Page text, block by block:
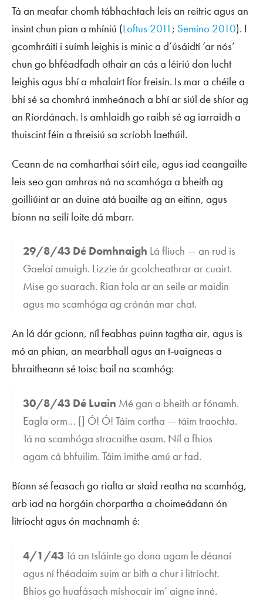
Tá an meafar chomh tábhachtach leis an reitric agus an
insint chun pian a mhíniú (Loftus 2011 ; Semino 2010). I
gcomhráití i suímh leighis is minic a d’úsáidtí ‘ar nós’
chun go bhféadfadh othair an cás a léiriú don lucht
leighis agus bhí a mhalairt fíor freisin. Is mar a chéile a
bhí sé sa chomhrá inmheánach a bhí ar siúl de shíor ag
an Ríordánach. Is amhlaidh go raibh sé ag iarraidh a
thuiscint féin a threisiú sa scríobh laethúil.
Ceann de na comharthaí sóirt eile, agus iad ceangailte
leis seo gan amhras ná na scamhóga a bheith ag
goilliúint ar an duine atá buailte ag an eitinn, agus
bíonn na seilí loite dá mbarr.
29/8/43 Dé Domhnaigh Lá fliuch — an rud is
Gaelaí amuigh. Lizzie ár gcolcheathrar ar cuairt.
Mise go suarach. Rian fola ar an seile ar maidin
agus mo scamhóga ag crónán mar chat.
An lá dár gcionn, níl feabhas puinn tagtha air, agus is
mó an phian, an mearbhall agus an t‑uaigneas a
bhraitheann sé toisc bail na scamhóg:
30/8/43 Dé Luain Mé gan a bheith ar fónamh.
Eagla orm… [] Ó! Ó! Táim cortha — táim traochta.
Tá na scamhóga stracaithe asam. Níl a fhios
agam cá bhfuilim. Táim imithe amú ar fad.
Bíonn sé feasach go rialta ar staid reatha na scamhóg,
arb iad na horgáin chorpartha a choimeádann ón
litríocht agus ón machnamh é:
4/1/43 Tá an tsláinte go dona agam le déanaí
agus ní fhéadaim suim ar bith a chur i litríocht.
Bhíos go huafásach míshocair im’ aigne inné.